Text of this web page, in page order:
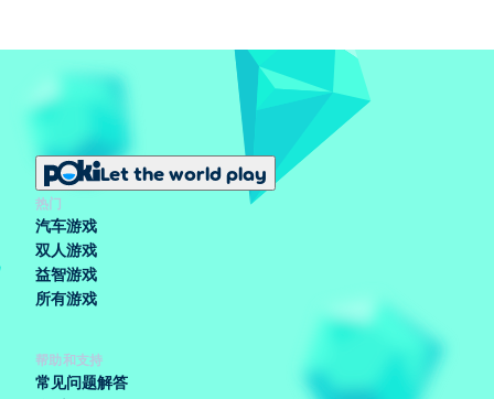
Let the world play
热门
汽车游戏
双人游戏
益智游戏
所有游戏
帮助和支持
常见问题解答